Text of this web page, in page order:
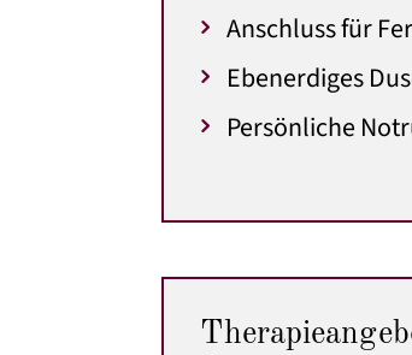
Anschluss für
Ebenerdiges
Persönliche